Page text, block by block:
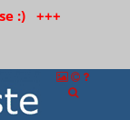
:) +++